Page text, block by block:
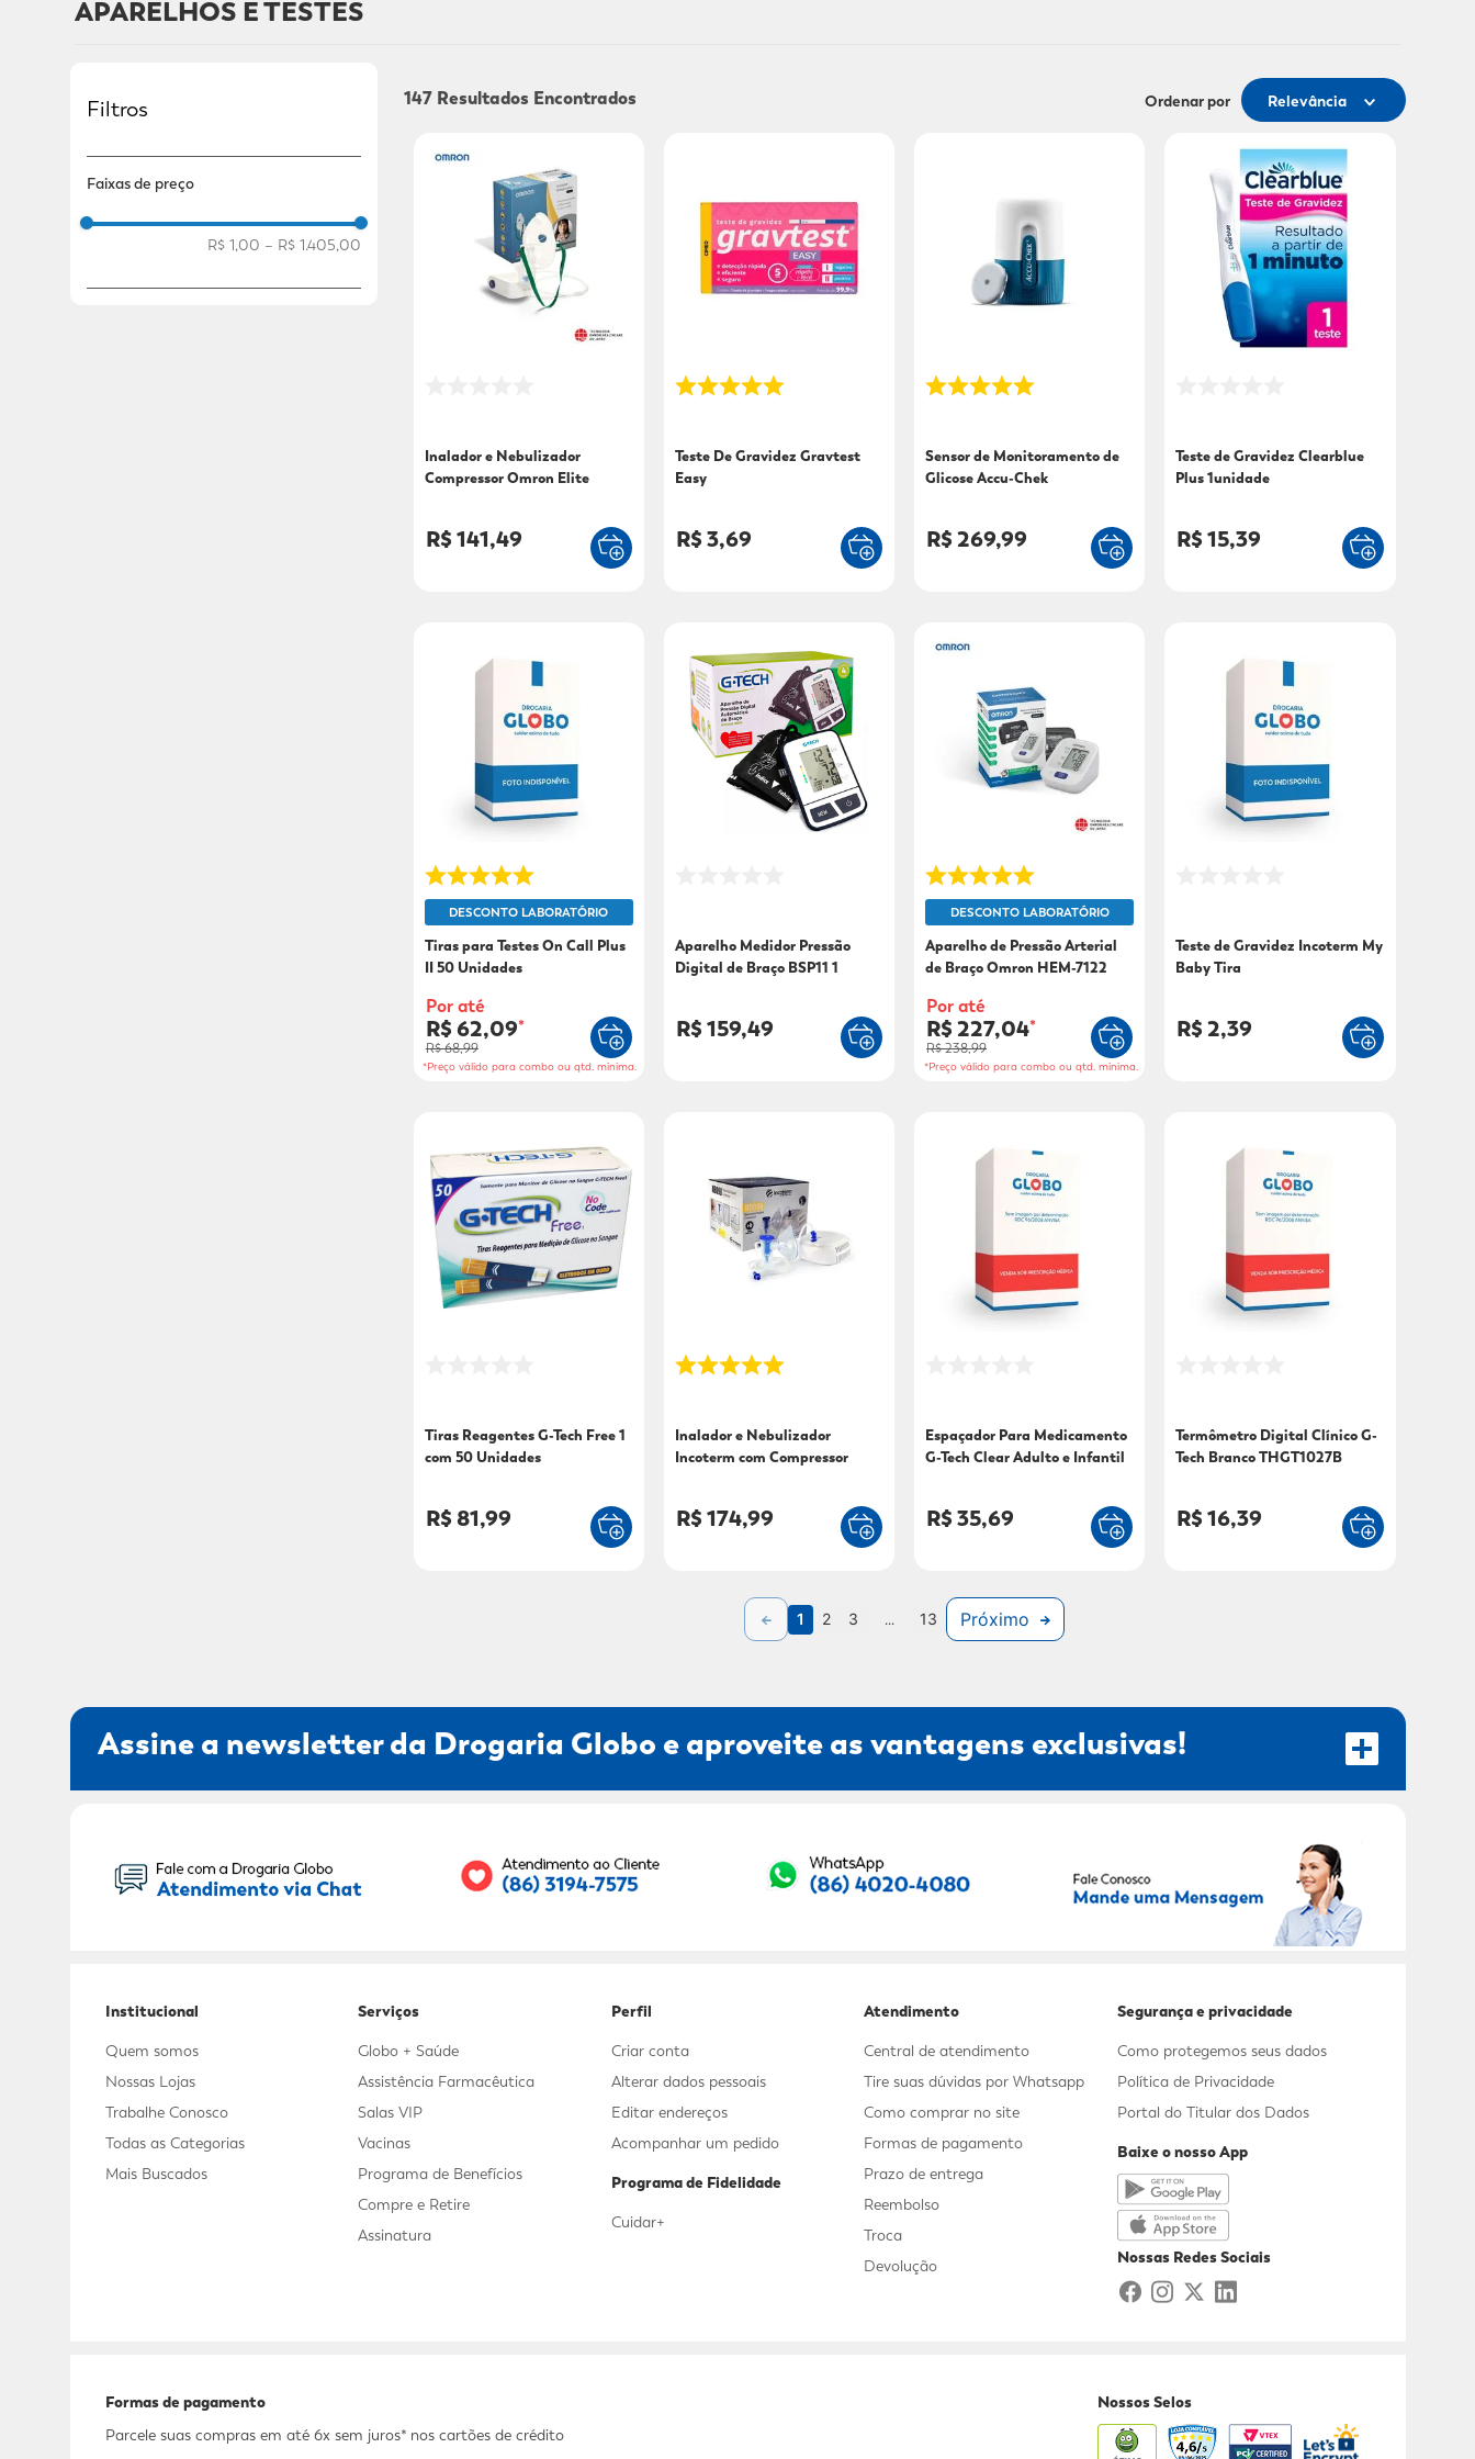
APARELHOS E TESTES
Filtros
Faixas de preço
R$ 1,00 – R$ 1.405,00
147 Ordenar por Relevância
Inalador e Nebulizador
Compressor Omron Elite
R$ 141,49
Teste De Gravidez Gravtest
Easy
R$ 3,69
Sensor de Monitoramento de
Glicose Accu-Chek
R$ 269,99
Teste de Gravidez Clearblue
Plus 1unidade
R$ 15,39
DESCONTO LABORATÓRIO
Tiras para Testes On Call Plus
II 50 Unidades
Por até
R$ 62,09*
R$ 68,99
*Preço válido para combo ou qtd. mínima.
Aparelho Medidor Pressão
Digital de Braço BSP11 1
R$ 159,49
DESCONTO LABORATÓRIO
Aparelho de Pressão Arterial
de Braço Omron HEM-7122
Por até
R$ 227,04*
R$ 238,99
*Preço válido para combo ou qtd. mínima.
Teste de Gravidez Incoterm My
Baby Tira
R$ 2,39
Tiras Reagentes G-Tech Free 1
com 50 Unidades
R$ 81,99
Inalador e Nebulizador
Incoterm com Compressor
R$ 174,99
Espaçador Para Medicamento
G-Tech Clear Adulto e Infantil
R$ 35,69
Termômetro Digital Clínico G-
Tech Branco THGT1027B
R$ 16,39
1 2 3 ... 13 Próximo
Assine a newsletter da Drogaria Globo e aproveite as vantagens exclusivas!
RECEBER OFERTAS EXCLUSIVAS!
Institucional
Quem somos
Nossas Lojas
Trabalhe Conosco
Todas as Categorias
Mais Buscados
Serviços
Globo + Saúde
Assistência Farmacêutica
Salas VIP
Vacinas
Programa de Benefícios
Compre e Retire
Assinatura
Perfil
Criar conta
Alterar dados pessoais
Editar endereços
Acompanhar um pedido
Programa de Fidelidade
Cuidar+
Atendimento
Central de atendimento
Tire suas dúvidas por Whatsapp
Como comprar no site
Formas de pagamento
Prazo de entrega
Reembolso
Troca
Devolução
Segurança e privacidade
Como protegemos seus dados
Política de Privacidade
Portal do Titular dos Dados
Baixe o nosso App
Nossas Redes Sociais
Formas de pagamento
Parcele suas compras em até 6x sem juros* nos cartões de crédito
Nossos Selos